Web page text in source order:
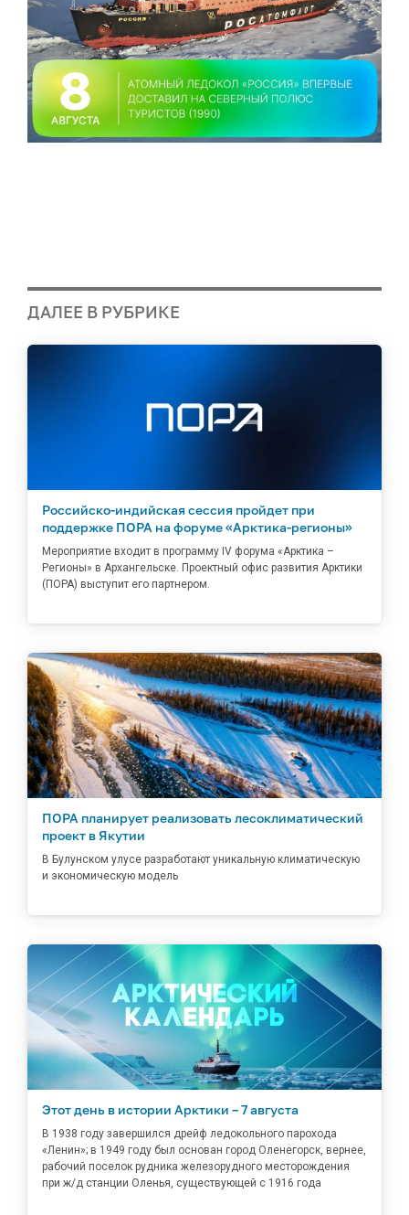
ДАЛЕЕ В РУБРИКЕ
Российско-индийская сессия пройдет при
поддержке ПОРА на форуме «Арктика-регионы»
Мероприятие входит в программу IV форума «Арктика –
Регионы» в Архангельске. Проектный офис развития Арктики
(ПОРА) выступит его партнером.
ПОРА планирует реализовать лесоклиматический
проект в Якутии
В Булунском улусе разработают уникальную климатическую
и экономическую модель
Этот день в истории Арктики – 7 августа
В 1938 году завершился дрейф ледокольного парохода
«Ленин»; в 1949 году был основан город Оленегорск, вернее,
рабочий поселок рудника железорудного месторождения
при ж/д станции Оленья, существующей с 1916 года